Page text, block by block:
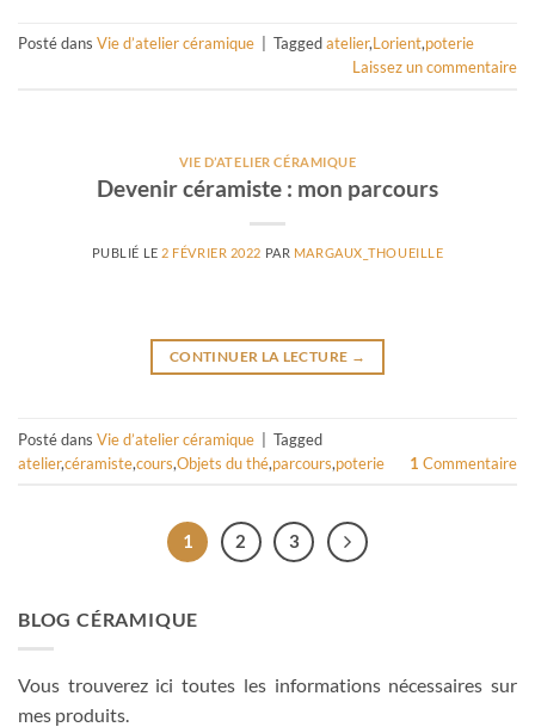
Posté dans Vie d’atelier céramique Taggedatelier,Lorient,poterie
Laissez un commentaire
VIE D’ATELIER CÉRAMIQUE
Devenir céramiste : mon parcours
PUBLIÉ LE 2 FÉVRIER 2022 PAR MARGAUX_THOUEILLE
CONTINUER LA LECTURE →
Posté dans Vie d’atelier céramique
Tagged
atelier,céramiste,cours,Objets du thé,parcours,poterie 1 Commentaire
1 2 3
BLOG CÉRAMIQUE
Vous trouverez ici toutes les informations nécessaires sur
mes produits.